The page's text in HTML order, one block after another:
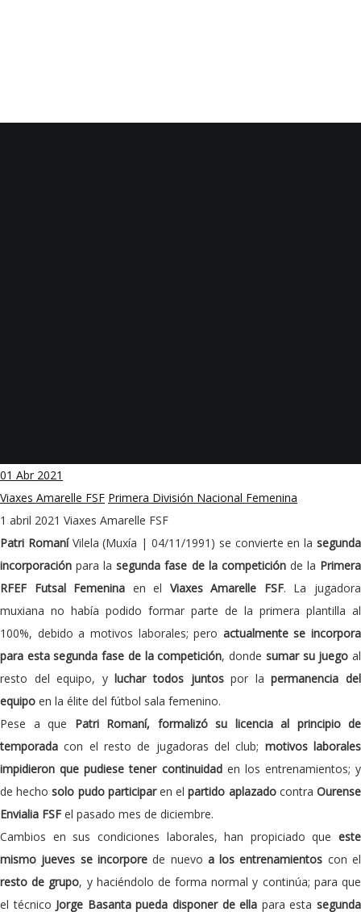
01 Abr 2021
Viaxes Amarelle FSF Primera División Nacional Femenina
1 abril 2021 Viaxes Amarelle FSF
Patri RomaníVilela (Muxía | 04/11/1991) se convierte en lasegunda
incorporación para lasegunda fase de la competiciónde la Primera
RFEF Futsal Femenina en el Viaxes Amarelle FSF. La jugadora
muxiana no había podido formar parte de la primera plantilla al
100%, debido a motivos laborales; pero actualmente se incorpora
para esta segunda fase de la competición, donde sumar su juego al
resto del equipo, yluchar todos juntospor lapermanencia del
equipo en la élite del fútbol sala femenino.
Pese a que Patri Romaní, formalizó su licencia al principio de
temporada con el resto de jugadoras del club; motivos laborales
impidieron que pudiese tener continuidaden los entrenamientos; y
de hechosolo pudo participaren elpartido aplazadocontraOurense
Envialia FSF el pasado mes de diciembre.
Cambios en sus condiciones laborales, han propiciado que este
mismo jueves se incorporede nuevo a los entrenamientos con el
resto de grupo, y haciéndolo de forma normal y continúa; para que
el técnico Jorge Basanta pueda disponer de ella para estasegunda